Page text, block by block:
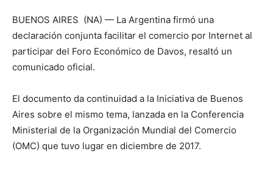
BUENOS AIRES (NA) — La Argentina firmó una
declaración conjunta facilitar el comercio por Internet al
participar del Foro Económico de Davos, resaltó un
comunicado oficial.
El documento da continuidad a la Iniciativa de Buenos
Aires sobre el mismo tema, lanzada en la Conferencia
Ministerial de la Organización Mundial del Comercio
(OMC) que tuvo lugar en diciembre de 2017.